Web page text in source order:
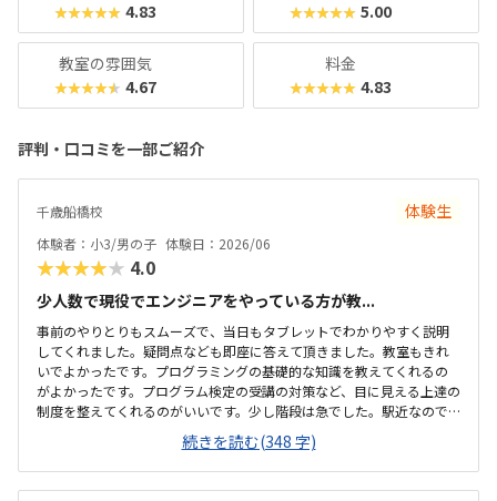
★★★★★ 4.83 ★★★★★ 5.00
教室の雰囲気
★★★★★ 4.67
料金
★★★★★ 4.83
評判・口コミを一部ご紹介
千歳船橋校 体験生
体験者：小3/男の子 体験日：2026/06
★★★★★ 4.0
少人数で現役でエンジニアをやっている方が教...
事前のやりとりもスムーズで、当日もタブレットでわかりやすく説明
してくれました。疑問点なども即座に答えて頂きました。教室もきれ
いでよかったです。プログラミングの基礎的な知識を教えてくれるの
がよかったです。プログラム検定の受講の対策など、目に見える上達の
制度を整えてくれるのがいいです。少し階段は急でした。駅近なので
悪天候でも大丈夫ですし、親が待つ場所も用意されているのが助かり
ます。向かい合う机で、コミュニケーションが取りやすそうでした。
無駄なものが置かれておらず、すっきりして、集中しやすい教室でし
た。教室の実際にかかる金額はプログラミング教室や他の習い事とし
続きを読む(348 字)